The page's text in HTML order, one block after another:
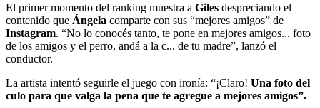
El primer momento del ranking muestra a Giles despreciando el
contenido que Ángela comparte con sus “mejores amigos” de
Instagram. “No lo conocés tanto, te pone en mejores amigos... foto
de los amigos y el perro, andá a la c... de tu madre”, lanzó el
conductor.
La artista intentó seguirle el juego con ironía: “¡Claro! Una foto del
culo para que valga la pena que te agregue a mejores amigos”.